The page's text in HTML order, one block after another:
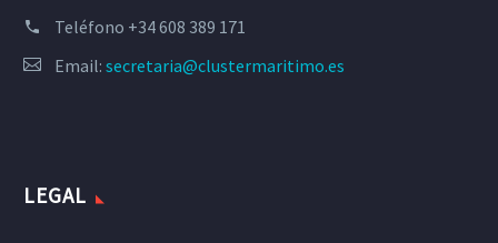
Teléfono +34 608 389 171
Email: secretaria@clustermaritimo.es
LEGAL